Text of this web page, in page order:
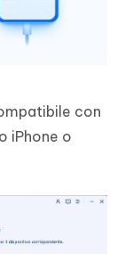
con
iPhone o